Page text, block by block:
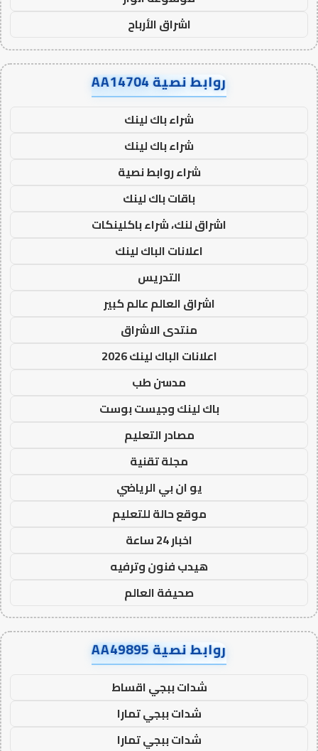
اشراق الأرباح
روابط نصية AA14704
شراء باك لينك
شراء باك لينك
شراء روابط نصية
باقات باك لينك
اشراق لنك، شراء باكلينكات
اعلانات الباك لينك
التدريس
اشراق العالم عالم كبير
منتدى الاشراق
اعلانات الباك لينك 2026
مدسن طب
باك لينك وجيست بوست
مصادر التعليم
مجلة تقنية
يو ان بي الرياضي
موقع حالة للتعليم
اخبار 24 ساعة
هيدب فنون وترفيه
صحيفة العالم
روابط نصية AA49895
شدات ببجي اقساط
شدات ببجي تمارا
شدات ببجي تمارا